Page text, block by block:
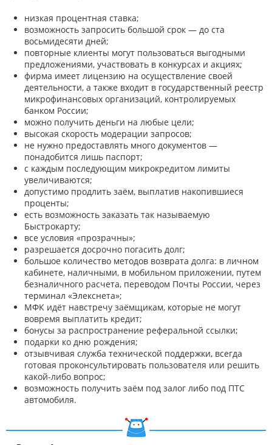
низкая процентная ставка;
возможность запросить большой срок — до ста
восьмидесяти дней;
повторные клиенты могут пользоваться выгодными
предложениями, участвовать в конкурсах и акциях;
фирма имеет лицензию на осуществление своей
деятельности, а также входит в государственный реестр
микрофинансовых организаций, контролируемых
банком России;
можно получить деньги на любые цели;
высокая скорость модерации запросов;
не нужно предоставлять много документов —
понадобится лишь паспорт;
с каждым последующим микрокредитом лимиты
увеличиваются;
допустимо продлить заём, выплатив накопившиеся
проценты;
есть возможность заказать так называемую
Быстрокарту;
все условия «прозрачны»;
разрешается досрочно погасить долг;
большое количество методов возврата долга: в личном
кабинете, наличными, в мобильном приложении, путем
безналичного расчета, переводом Почты России, через
терминал «Элекснета»;
МФК идёт навстречу заёмщикам, которые не могут
вовремя выплатить кредит;
бонусы за распространение реферальной ссылки;
подарки ко дню рождения;
отзывчивая служба технической поддержки, всегда
готовая проконсультировать пользователя или решить
какой-либо вопрос;
возможность получить заём под залог либо под ПТС
автомобиля.